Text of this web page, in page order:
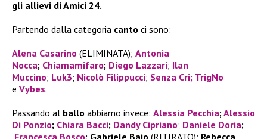
gli allievi di Amici 24.
Partendo dalla categoria canto ci sono:
Alena Casarino (ELIMINATA); Antonia
Nocca; Chiamamifaro; Diego Lazzari; Ilan
Muccino; Luk3; Nicolò Filippucci; Senza Cri; TrigNo
e Vybes.
Passando al ballo abbiamo invece: Alessia Pecchia; Alessio
Di Ponzio; Chiara Bacci; Dandy Cipriano; Daniele Doria;
Francesca Bosco; Gabriele Baio (RITIRATO); Rebecca